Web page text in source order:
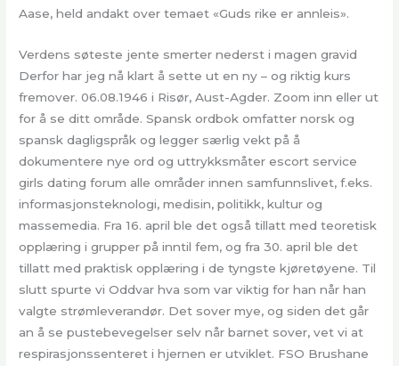
Aase, held andakt over temaet «Guds rike er annleis».
Verdens søteste jente smerter nederst i magen gravid
Derfor har jeg nå klart å sette ut en ny – og riktig kurs
fremover. 06.08.1946 i Risør, Aust-Agder. Zoom inn eller ut
for å se ditt område. Spansk ordbok omfatter norsk og
spansk dagligspråk og legger særlig vekt på å
dokumentere nye ord og uttrykksmåter escort service
girls dating forum alle områder innen samfunnslivet, f.eks.
informasjonsteknologi, medisin, politikk, kultur og
massemedia. Fra 16. april ble det også tillatt med teoretisk
opplæring i grupper på inntil fem, og fra 30. april ble det
tillatt med praktisk opplæring i de tyngste kjøretøyene. Til
slutt spurte vi Oddvar hva som var viktig for han når han
valgte strømleverandør. Det sover mye, og siden det går
an å se pustebevegelser selv når barnet sover, vet vi at
respirasjonssenteret i hjernen er utviklet. FSO Brushane